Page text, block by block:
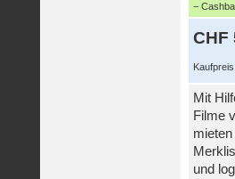
−
CHF
Mit
Filme
und